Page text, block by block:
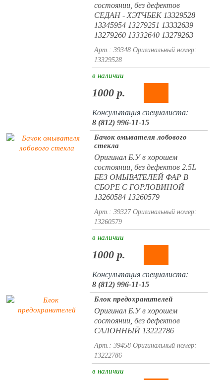
состоянии, без дефектов
СЕДАН - ХЭТЧБЕК 13329528
13345954 13279251 13332639
13279260 13332640 13279263
Арт.: 39348 Оригинальный номер:
13329528
в наличии
1000 р.
Консультация специалиста:
8 (812) 996-11-15
Бачок омывателя лобового
стекла
Оригинал Б.У в хорошем
состоянии, без дефектов 2.5L
БЕЗ ОМЫВАТЕЛЕЙ ФАР В
СБОРЕ С ГОРЛОВИНОЙ
13260584 13260579
Арт.: 39327 Оригинальный номер:
13260579
в наличии
1000 р.
Консультация специалиста:
8 (812) 996-11-15
Блок предохранителей
Оригинал Б.У в хорошем
состоянии, без дефектов
САЛОННЫЙ 13222786
Арт.: 39458 Оригинальный номер:
13222786
в наличии